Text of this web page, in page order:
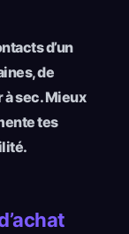
d’un
de
sec. Mieux
tes